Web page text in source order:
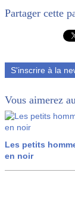
Partager cette
S'inscrire à la
Vous aimerez
Les petits
en noir